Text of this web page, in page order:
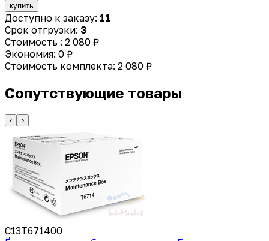
купить
Доступно к заказу: 11
Срок отгрузки: 3
Стоимость : 2 080 ₽
Экономия: 0 ₽
Стоимость комплекта: 2 080 ₽
Сопутствующие товары
‹ ›
C13T671400